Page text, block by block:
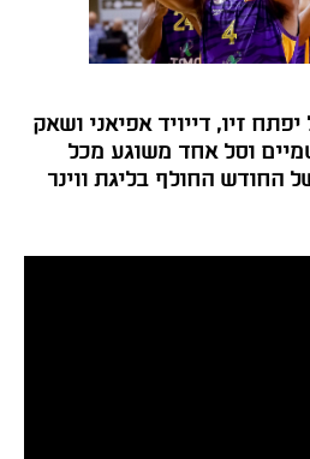
זיו, דייויד אפיאני ושאק
וסל אחד משוגע מכל
צפו בטופ 10 של החודש החולף בליגת ווינר